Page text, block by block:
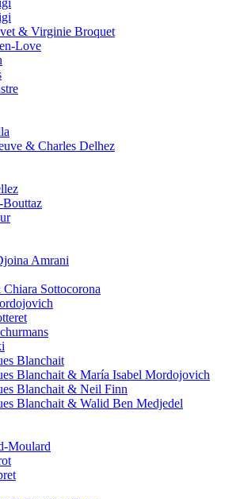
& Virginie Broquet
Love
& Charles Delhez
Amrani
Sottocorona
Blanchait
Blanchait & María Isabel Mordojovich
Blanchait & Neil Finn
Blanchait & Walid Ben Medjedel
Moulard